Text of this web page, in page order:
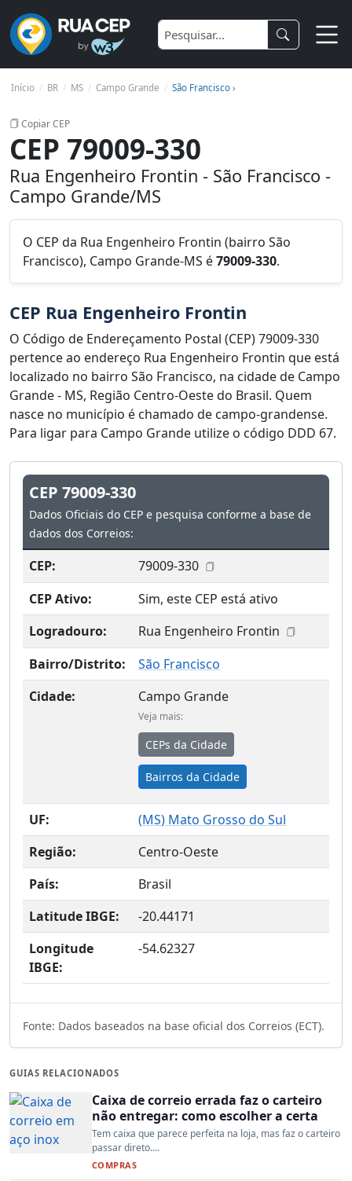
Início BR MS Campo Grande São Francisco ›
Copiar CEP
CEP 79009-330
Rua Engenheiro Frontin - São Francisco -
Campo Grande/MS
O CEP da Rua Engenheiro Frontin (bairro São
Francisco), Campo Grande-MS é79009-330.
CEP Rua Engenheiro Frontin
O Código de Endereçamento Postal (CEP) 79009-330
pertence ao endereço Rua Engenheiro Frontin que está
localizado no bairro São Francisco, na cidade de Campo
Grande - MS, Região Centro-Oeste do Brasil. Quem
nasce no município é chamado de campo-grandense.
Para ligar para Campo Grande utilize o código DDD 67.
CEP 79009-330
Dados Oficiais do CEP e pesquisa conforme a base de
dados dos Correios:
CEP:
79009-330
CEP Ativo:
Sim, este CEP está ativo
Logradouro:
Rua Engenheiro Frontin
Bairro/Distrito:
São Francisco
Cidade:
Campo Grande
Veja mais:
CEPs da Cidade
Bairros da Cidade
UF: (MS) Mato Grosso do Sul
Região:
Centro-Oeste
País:
Brasil
Latitude IBGE:
-20.44171
Longitude
IBGE:
-54.62327
Fonte: Dados baseados na base oficial dos Correios (ECT).
GUIAS RELACIONADOS
Caixa de correio errada faz o carteiro
não entregar: como escolher a certa
Tem caixa que parece perfeita na loja, mas faz o carteiro
passar direto....
COMPRAS